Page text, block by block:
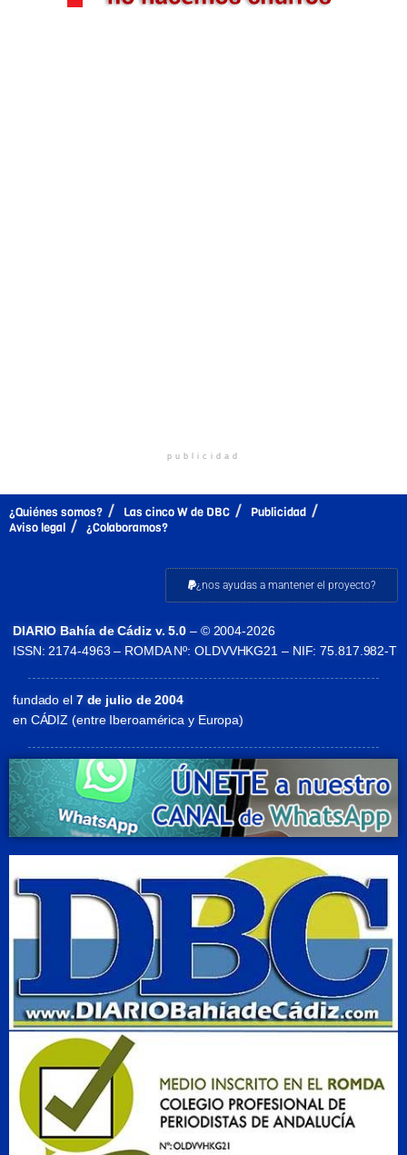
publicidad
¿Quiénes somos? Las cinco W de DBC
Publicidad
Aviso legal
¿Colaboramos?
¿nos ayudas a mantener el proyecto?
DIARIO Bahía de Cádiz v. 5.0 – © 2004-2026
ISSN: 2174-4963 – ROMDA Nº: OLDVVHKG21 – NIF: 75.817.982-T
fundado el7 de julio de 2004
en CÁDIZ (entre Iberoamérica y Europa)